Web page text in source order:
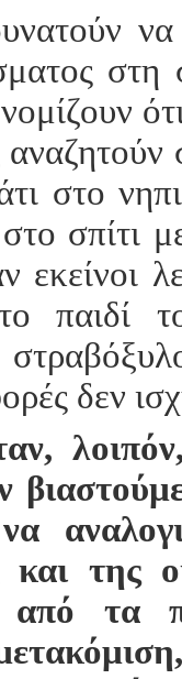
στη
στο
σπίτι
εκείνοι
παιδί
δεν
και της
από τα